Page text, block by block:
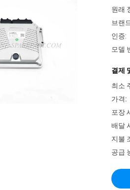
원래
브랜
인증:
모델
결제
최소
가격:
포장
배달
지불
공급